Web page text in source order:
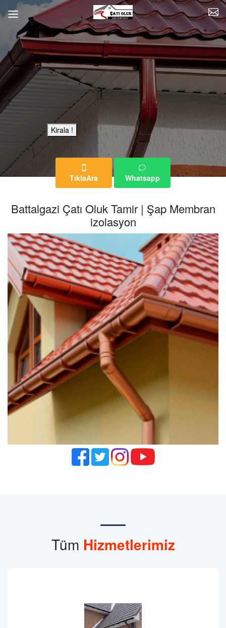
TıklaAra Whatsapp
Bu Reklam Sayfası Kiralıktır.
Kirala !
Battalgazi Çatı Oluk Tamir | Şap Membran
izolasyon
Tüm Hizmetlerimiz